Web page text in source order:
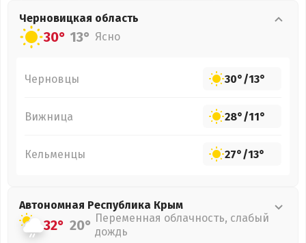
Черновицкая область
30° 13° Ясно
Черновцы 30°/13°
Вижница 28°/11°
Кельменцы 27°/13°
Автономная Республика Крым
32° 20° Переменная облачность, слабый
дождь